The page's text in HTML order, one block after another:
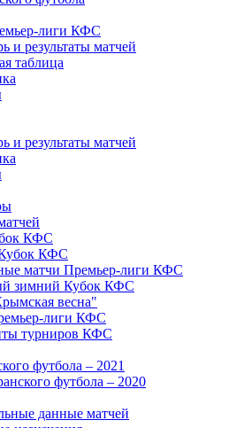
лиги КФС
и результаты матчей
таблица
и результаты матчей
КФС
КФС
матчи Премьер-лиги КФС
зимний Кубок КФС
весна"
лиги КФС
турниров КФС
футбола – 2021
футбола – 2020
данные матчей